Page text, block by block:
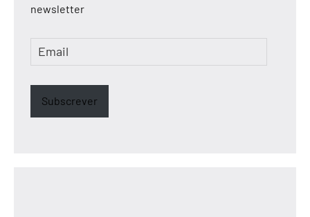
newsletter
Email
Subscrever